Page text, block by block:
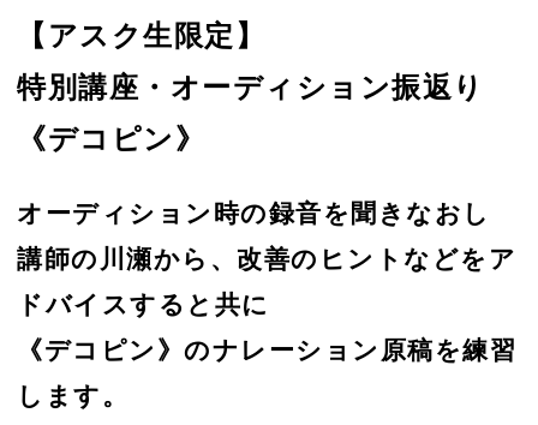
【アスク生限定】
特別講座・オーディション振返り
《デコピン》
オーディション時の録音を聞きなおし
講師の川瀬から、改善のヒントなどをア
ドバイスすると共に
《デコピン》のナレーション原稿を練習
します。